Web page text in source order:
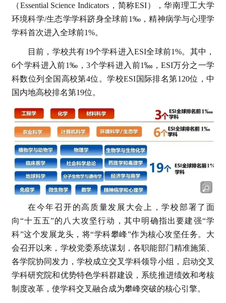
（Essential Science Indicators，简称ESI），华南理工大学
环境科学/生态学学科跻身全球前1‰，精神病学与心理学
学科首次进入全球前1%。
目前，学校共有19个学科进入ESI全球前1%。其中，
6个学科进入前1‰，3个学科进入前1‱，ESI万分之一学
科数位列全国高校第4位。学校ESI国际排名第120位，中
国内地高校排名第19位。
在今年召开的高质量发展大会上，学校部署了面
向“十五五”的八大攻坚行动，其中明确指出要建强“学
科”这个发展龙头，将“学科攀峰”作为核心攻坚任务。大
会召开以来，学校党委系统谋划，各职能部门精准施策、
各学院协同发力，学校成立交叉学科领导小组，启动交叉
学科研究院和优势特色学科群建设，系统推进绩效和考核
制度改革，使学科交叉融合成为攀峰突破的核心引擎。